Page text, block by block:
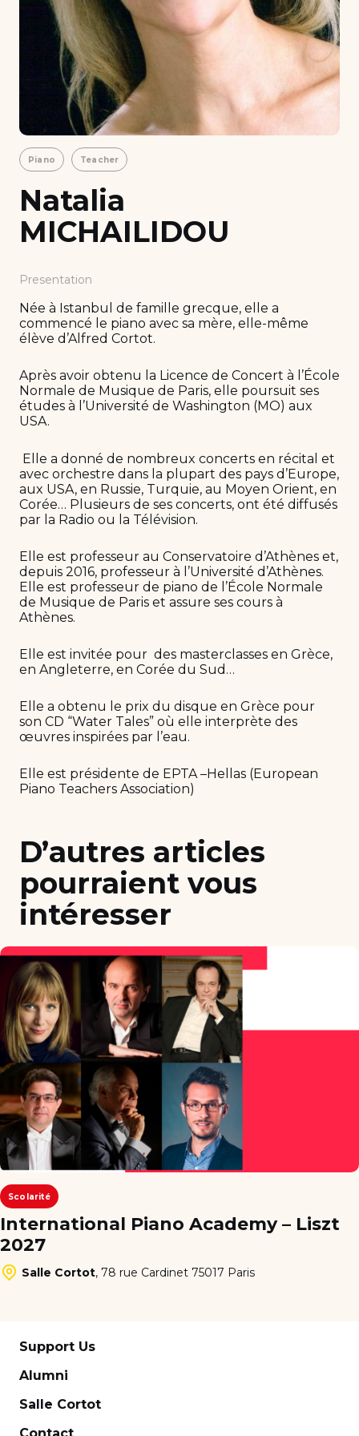
Piano Teacher
Natalia
MICHAILIDOU
Presentation
Née à Istanbul de famille grecque, elle a
commencé le piano avec sa mère, elle-même
élève d’Alfred Cortot.
Après avoir obtenu la Licence de Concert à l’École
Normale de Musique de Paris, elle poursuit ses
études à l’Université de Washington (MO) aux
USA.
Elle a donné de nombreux concerts en récital et
avec orchestre dans la plupart des pays d’Europe,
aux USA, en Russie, Turquie, au Moyen Orient, en
Corée… Plusieurs de ses concerts, ont été diffusés
par la Radio ou la Télévision.
Elle est professeur au Conservatoire d’Athènes et,
depuis 2016, professeur à l’Université d’Athènes.
Elle est professeur de piano de l’École Normale
de Musique de Paris et assure ses cours à
Athènes.
Elle est invitée pour des masterclasses en Grèce,
en Angleterre, en Corée du Sud…
Elle a obtenu le prix du disque en Grèce pour
son CD “Water Tales” où elle interprète des
œuvres inspirées par l’eau.
Elle est présidente de EPTA –Hellas (European
Piano Teachers Association)
D’autres articles
pourraient vous
intéresser
Scolarité
International Piano Academy – Liszt
2027
Salle Cortot, 78 rue Cardinet 75017 Paris
Support Us
Alumni
Salle Cortot